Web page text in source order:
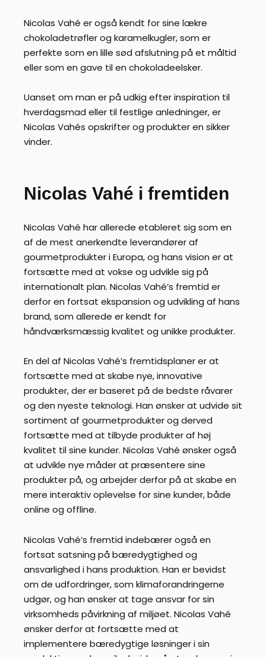
Nicolas Vahé er også kendt for sine lækre
chokoladetrøfler og karamelkugler, som er
perfekte som en lille sød afslutning på et måltid
eller som en gave til en chokoladeelsker.
Uanset om man er på udkig efter inspiration til
hverdagsmad eller til festlige anledninger, er
Nicolas Vahés opskrifter og produkter en sikker
vinder.
Nicolas Vahé i fremtiden
Nicolas Vahé har allerede etableret sig som en
af de mest anerkendte leverandører af
gourmetprodukter i Europa, og hans vision er at
fortsætte med at vokse og udvikle sig på
internationalt plan. Nicolas Vahé’s fremtid er
derfor en fortsat ekspansion og udvikling af hans
brand, som allerede er kendt for
håndværksmæssig kvalitet og unikke produkter.
En del af Nicolas Vahé’s fremtidsplaner er at
fortsætte med at skabe nye, innovative
produkter, der er baseret på de bedste råvarer
og den nyeste teknologi. Han ønsker at udvide sit
sortiment af gourmetprodukter og derved
fortsætte med at tilbyde produkter af høj
kvalitet til sine kunder. Nicolas Vahé ønsker også
at udvikle nye måder at præsentere sine
produkter på, og arbejder derfor på at skabe en
mere interaktiv oplevelse for sine kunder, både
online og offline.
Nicolas Vahé’s fremtid indebærer også en
fortsat satsning på bæredygtighed og
ansvarlighed i hans produktion. Han er bevidst
om de udfordringer, som klimaforandringerne
udgør, og han ønsker at tage ansvar for sin
virksomheds påvirkning af miljøet. Nicolas Vahé
ønsker derfor at fortsætte med at
implementere bæredygtige løsninger i sin